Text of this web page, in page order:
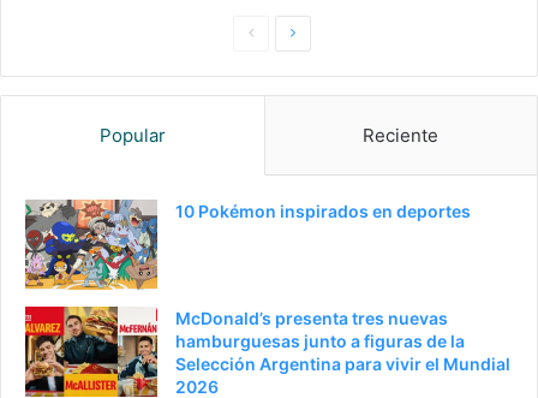
PaginaSiguiente
Popular Reciente
10 Pokémon inspirados en deportes
McDonald’s presenta tres nuevas
hamburguesas junto a figuras de la
Selección Argentina para vivir el Mundial
2026